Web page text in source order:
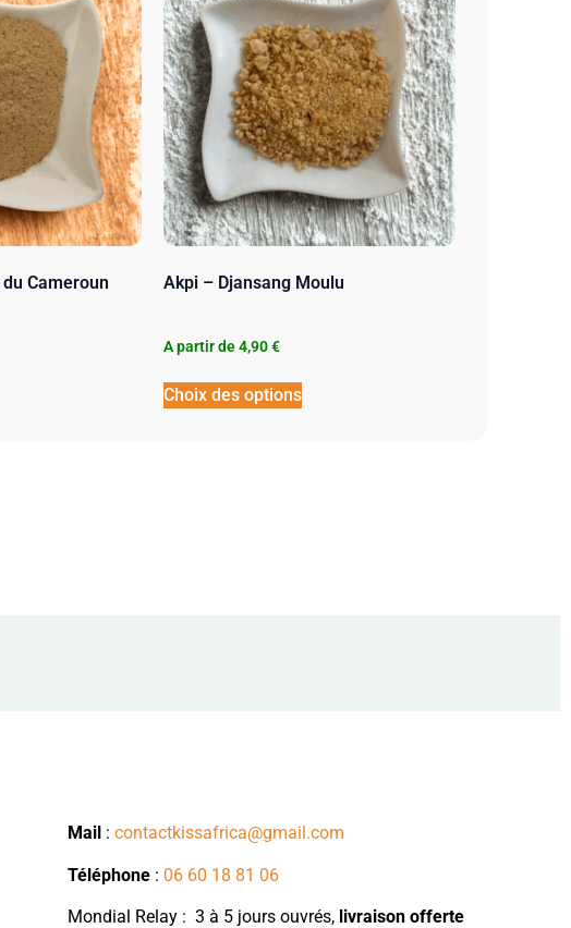
Cameroun Akpi – Djansang Moulu
A partir de4,90€
Choix des options
Mail : contactkissafrica@gmail.com
Téléphone: 06 60 18 81 06
Mondial Relay : 3 à 5 jours ouvrés, livraison offerte